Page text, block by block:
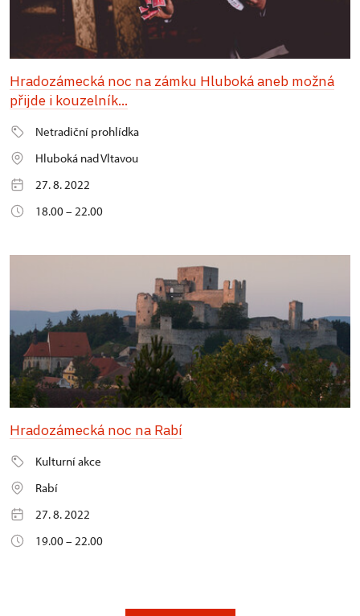
Hradozámecká noc na zámku Hluboká aneb možná
přijde i kouzelník...
Netradiční prohlídka
Hluboká nad Vltavou
27. 8. 2022
18.00 – 22.00
Hradozámecká noc na Rabí
Kulturní akce
Rabí
27. 8. 2022
19.00 – 22.00